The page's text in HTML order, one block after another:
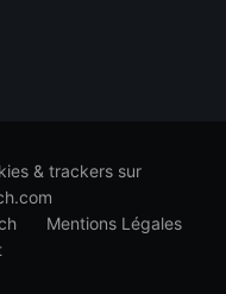
& trackers sur
Mentions Légales